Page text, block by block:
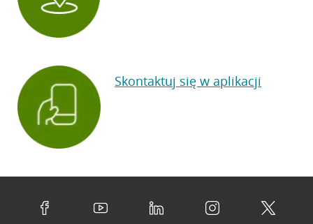
Skontaktuj się w aplikacji